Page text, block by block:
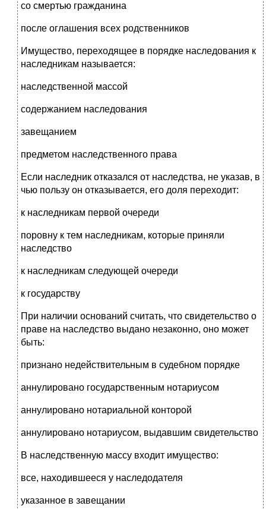
со смертью гражданина
после оглашения всех родственников
Имущество, переходящее в порядке наследования к
наследникам называется:
наследственной массой
содержанием наследования
завещанием
предметом наследственного права
Если наследник отказался от наследства, не указав, в
чью пользу он отказывается, его доля переходит:
к наследникам первой очереди
поровну к тем наследникам, которые приняли
наследство
к наследникам следующей очереди
к государству
При наличии оснований считать, что свидетельство о
праве на наследство выдано незаконно, оно может
быть:
признано недействительным в судебном порядке
аннулировано государственным нотариусом
аннулировано нотариальной конторой
аннулировано нотариусом, выдавшим свидетельство
В наследственную массу входит имущество:
все, находившееся у наследодателя
указанное в завещании